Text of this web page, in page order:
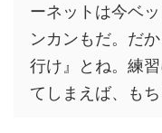
ーネットは今ベ
ンカンもだ。だ
行け』とね。練
てしまえば、もち